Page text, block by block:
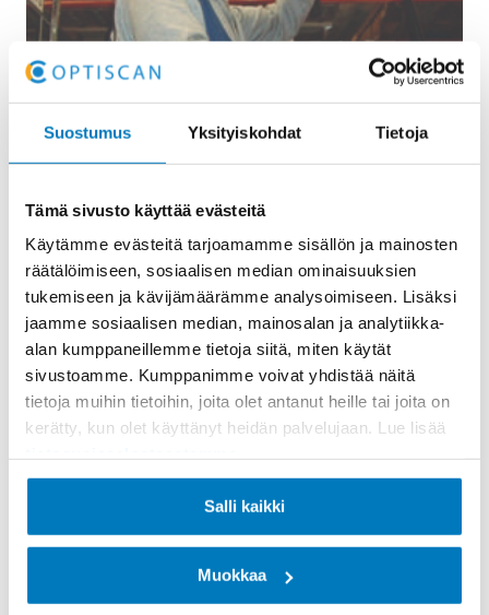
Suostumus Yksityiskohdat Tietoja
Tämä sivusto käyttää evästeitä
Käytämme evästeitä tarjoamamme sisällön ja mainosten
räätälöimiseen, sosiaalisen median ominaisuuksien
tukemiseen ja kävijämäärämme analysoimiseen. Lisäksi
jaamme sosiaalisen median, mainosalan ja analytiikka-
alan kumppaneillemme tietoja siitä, miten käytät
sivustoamme. Kumppanimme voivat yhdistää näitä
tietoja muihin tietoihin, joita olet antanut heille tai joita on
kerätty, kun olet käyttänyt heidän palvelujaan. Lue lisää
Salli kaikki
Muokkaa
Referenssitarina: Valio Aimo –
Puheohjaus tehosti Valio Aimon
toimitustukkujen toimintaa
Puheohjaus tehosti Valio Aimon toimitustukkujen
toimintaa: tehokkuutta, laatua ja kestävyyttä
Optiscanin ratkaisulla Valio Aimo tehosti Espoon ja
Kuopion toimitustukkujen toimintaa…